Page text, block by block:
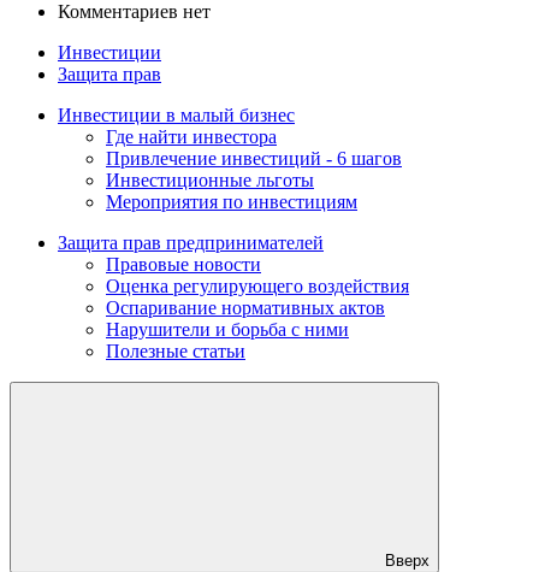
Комментариев нет
Инвестиции
Защита прав
Инвестиции в малый бизнес
Где найти инвестора
Привлечение инвестиций - 6 шагов
Инвестиционные льготы
Мероприятия по инвестициям
Защита прав предпринимателей
Правовые новости
Оценка регулирующего воздействия
Оспаривание нормативных актов
Нарушители и борьба с ними
Полезные статьи
Вверх